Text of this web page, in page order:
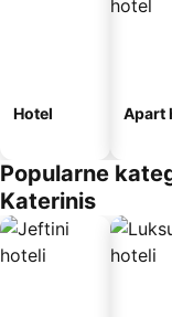
Hotel Apart
Popularne
Katerinis